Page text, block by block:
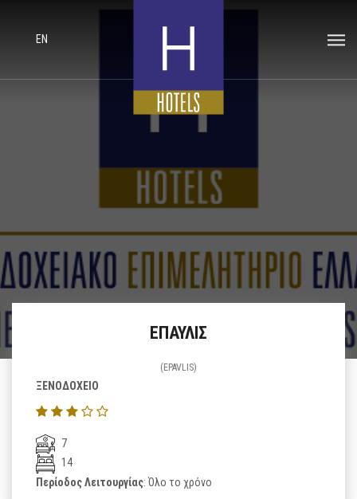
EN
ΕΠΑΥΛΙΣ
(EPAVLIS)
ΞΕΝΟΔΟΧΕΙΟ
7
14
Περίοδος Λειτουργίας: Όλο το χρόνο